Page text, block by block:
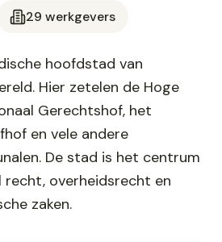
29 werkgevers
hoofdstad van
Hier zetelen de Hoge
Gerechtshof, het
en vele andere
De stad is het centrum
overheidsrecht en
zaken.